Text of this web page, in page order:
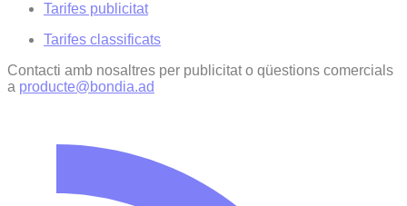
Tarifes publicitat
Tarifes classificats
Contacti amb nosaltres per publicitat o qüestions comercials
a producte@bondia.ad